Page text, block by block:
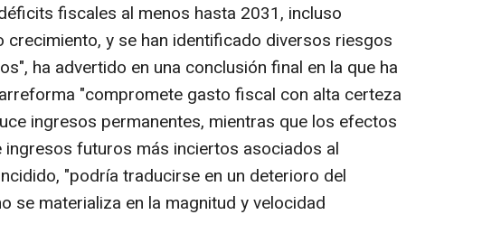
fiscales al menos hasta 2031, incluso
y se han identificado diversos riesgos
ha advertido en una conclusión final en la que ha
"compromete gasto fiscal con alta certeza
ingresos permanentes, mientras que los efectos
futuros más inciertos asociados al
"podría traducirse en un deterioro del
se materializa en la magnitud y velocidad